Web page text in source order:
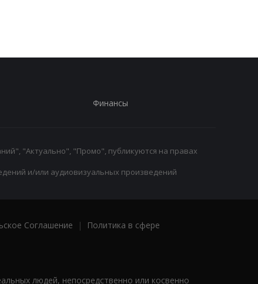
Финансы
"Актуально", "Промо", публикуются на правах
и/или аудиовизуальных произведений
Соглашение |
Политика в сфере
людей, непосредственно или косвенно